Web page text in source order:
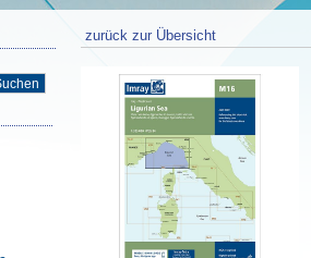
zurück zur Übersicht